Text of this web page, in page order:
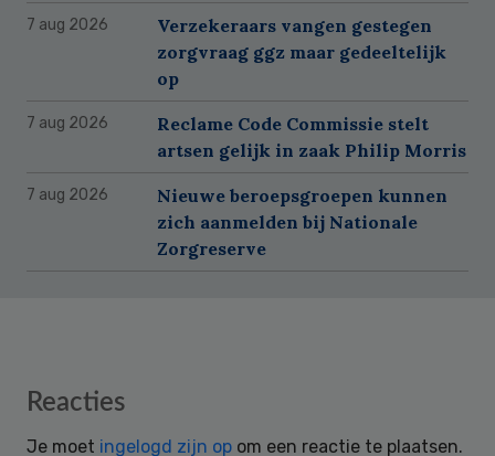
7 aug 2026
Verzekeraars vangen gestegen
zorgvraag ggz maar gedeeltelijk
op
7 aug 2026
Reclame Code Commissie stelt
artsen gelijk in zaak Philip Morris
7 aug 2026
Nieuwe beroepsgroepen kunnen
zich aanmelden bij Nationale
Zorgreserve
Reader
Reacties
Je moet ingelogd zijn op om een reactie te plaatsen.